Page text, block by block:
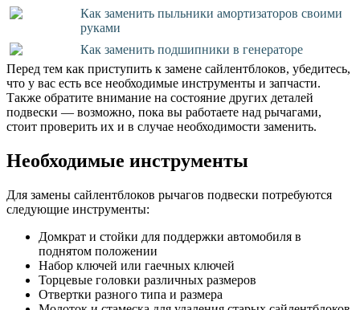
Как заменить пыльники амортизаторов своими
руками
Как заменить подшипники в генераторе
Перед тем как приступить к замене сайлентблоков, убедитесь,
что у вас есть все необходимые инструменты и запчасти.
Также обратите внимание на состояние других деталей
подвески — возможно, пока вы работаете над рычагами,
стоит проверить их и в случае необходимости заменить.
Необходимые инструменты
Для замены сайлентблоков рычагов подвески потребуются
следующие инструменты:
Домкрат и стойки для поддержки автомобиля в
поднятом положении
Набор ключей или гаечных ключей
Торцевые головки различных размеров
Отвертки разного типа и размера